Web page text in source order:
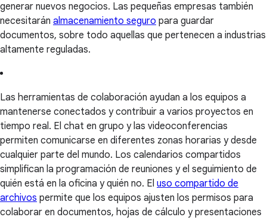
generar nuevos negocios. Las pequeñas empresas también
necesitarán almacenamiento seguro para guardar
documentos, sobre todo aquellas que pertenecen a industrias
altamente reguladas.
Las herramientas de colaboración ayudan a los equipos a
mantenerse conectados y contribuir a varios proyectos en
tiempo real. El chat en grupo y las videoconferencias
permiten comunicarse en diferentes zonas horarias y desde
cualquier parte del mundo. Los calendarios compartidos
simplifican la programación de reuniones y el seguimiento de
quién está en la oficina y quién no. El uso compartido de
archivos permite que los equipos ajusten los permisos para
colaborar en documentos, hojas de cálculo y presentaciones